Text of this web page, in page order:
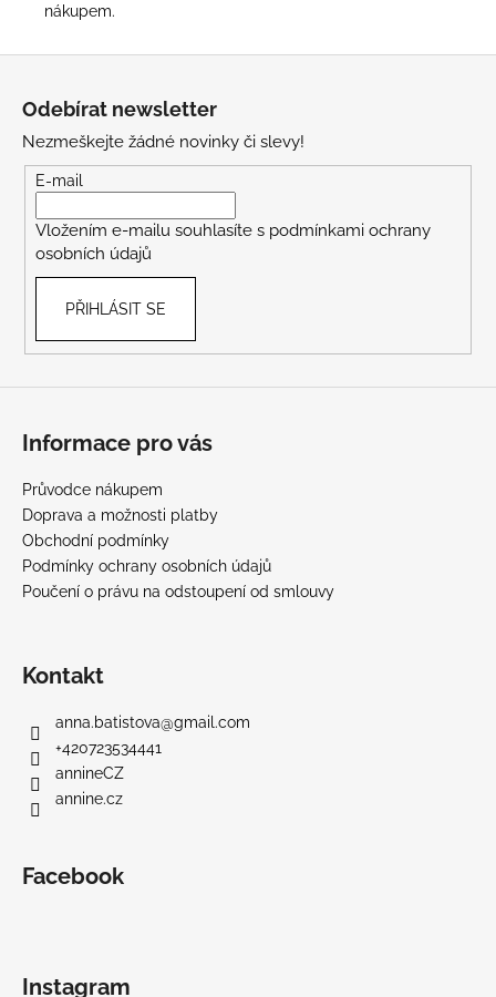
nákupem.
Odebírat newsletter
Nezmeškejte žádné novinky či slevy!
E-mail
Vložením e-mailu souhlasíte s podmínkami ochrany
osobních údajů
PŘIHLÁSIT SE
Informace pro vás
Průvodce nákupem
Doprava a možnosti platby
Obchodní podmínky
Podmínky ochrany osobních údajů
Poučení o právu na odstoupení od smlouvy
Kontakt
anna.batistova@gmail.com
+420723534441
annineCZ
annine.cz
Facebook
Instagram